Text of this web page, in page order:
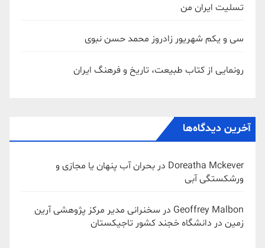
تسلیت ایران من
سی و یکم شهریور زادروز محمد حسن نبوی
رونمایی از کتاب طبیعت، تاریخ و فرهنگ ایران
آخرین دیدگاه‌ها
Doreatha Mckever در بحران آب پنهان یا مجازی و
ورشکستگی آبی
Geoffrey Malbon در سخنرانی مدیر مرکز پژوهشی آرین
زمین در دانشگاه خجند کشور تاجیکستان